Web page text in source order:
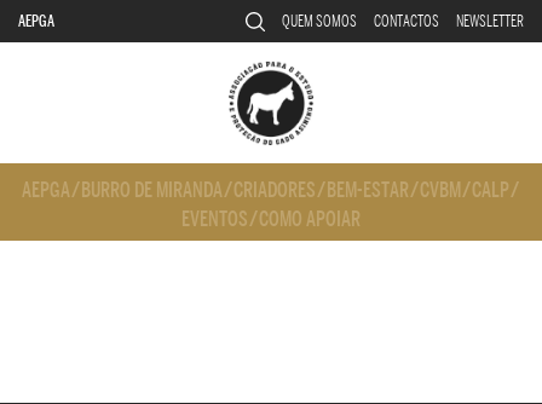
AEPGA QUEM SOMOS CONTACTOS NEWSLETTER
AEPGA/ BURRO DE MIRANDA/CRIADORES/ BEM-ESTAR/CVBM/CALP/
EVENTOS/COMO APOIAR